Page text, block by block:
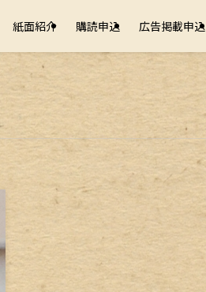
紙面紹介 購読申込 広告掲載申込